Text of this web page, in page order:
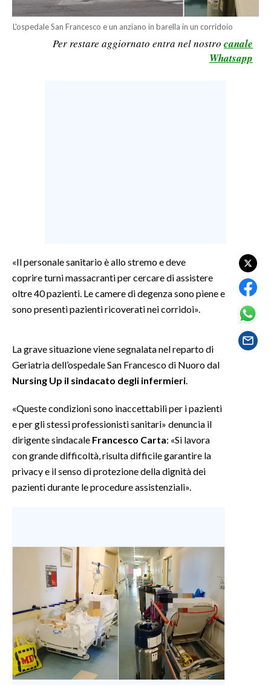
RISULTATI E CLASSIFICHE
CALCIO
CALCIO REGIONALE
SARDEGNA TURISMO
SARDI NEL MONDO
EVENTI
INSULARITÀ
INFO AZIENDE
L'ospedale San Francesco e un anziano in barella in un corridoio
Per restare aggiornato entra nel nostro canale
Whatsapp
«Il personale sanitario è allo stremo e deve
coprire turni massacranti per cercare di assistere
oltre 40 pazienti. Le camere di degenza sono piene e
sono presenti pazienti ricoverati nei corridoi».
La grave situazione viene segnalata nel reparto di
Geriatria dell’ospedale San Francesco di Nuoro dal
Nursing Up il sindacato degli infermieri
«Queste condizioni sono inaccettabili per i pazienti
e per gli stessi professionisti sanitari» denuncia il
dirigente sindacale Francesco Carta: «Si lavora
con grande difficoltà, risulta difficile garantire la
privacy e il senso di protezione della dignità dei
pazienti durante le procedure assistenziali».